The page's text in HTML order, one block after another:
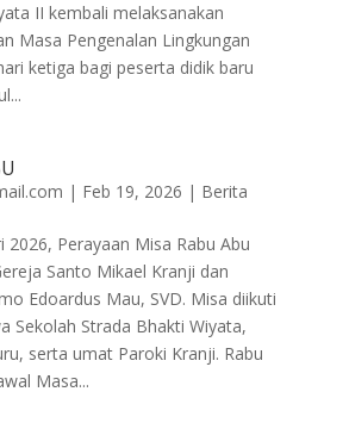
II kembali melaksanakan
Masa Pengenalan Lingkungan
ketiga bagi peserta didik baru
| Feb 19, 2026 | Berita
2026, Perayaan Misa Rabu Abu
Santo Mikael Kranji dan
Edoardus Mau, SVD. Misa diikuti
Sekolah Strada Bhakti Wiyata,
serta umat Paroki Kranji. Rabu
Masa...